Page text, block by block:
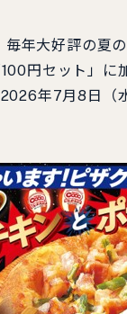
年大好評の夏
円セット」
年7月8日（